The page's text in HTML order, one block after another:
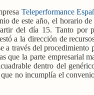
Teleperformance
de este año, el horario de
del día 15. Tanto por
a la dirección de
a través del procedimiento
que la parte empresarial
dentro del
no incumplía el